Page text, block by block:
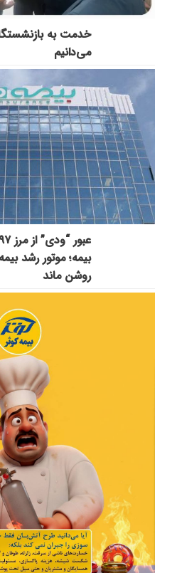
خدمت به
می‌دانیم
بیمه؛ موتور رشد
روشن ماند